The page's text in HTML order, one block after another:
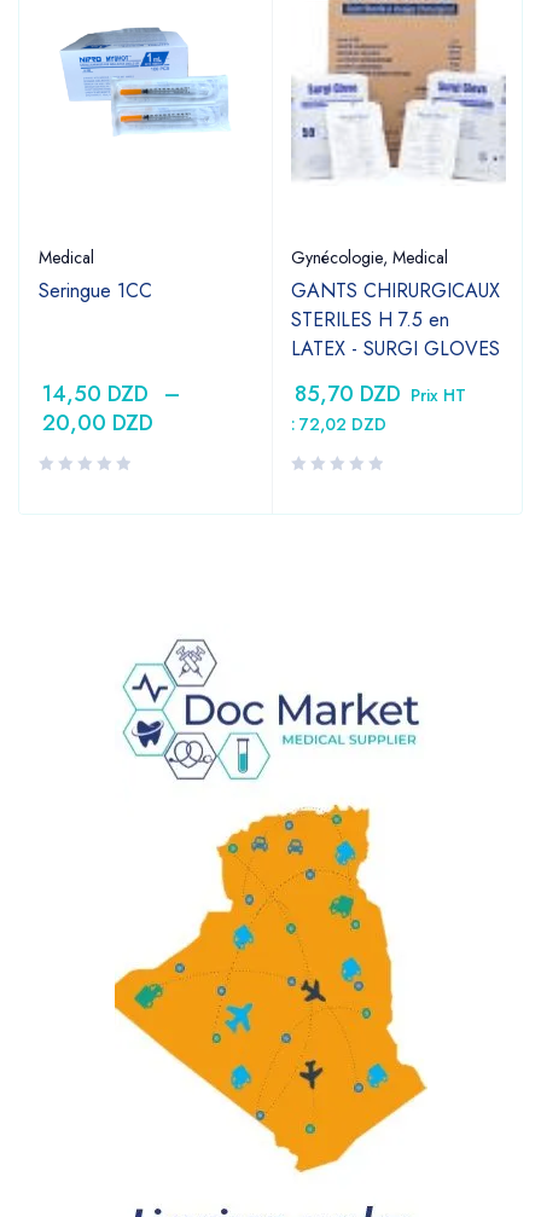
Medical
Seringue 1CC
14,50 DZD –
20,00 DZD
Gynécologie, Medical
GANTS CHIRURGICAUX
STERILES H 7.5 en
LATEX - SURGI GLOVES
85,70 DZD Prix HT
: 72,02 DZD